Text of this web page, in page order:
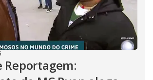
Reportagem: